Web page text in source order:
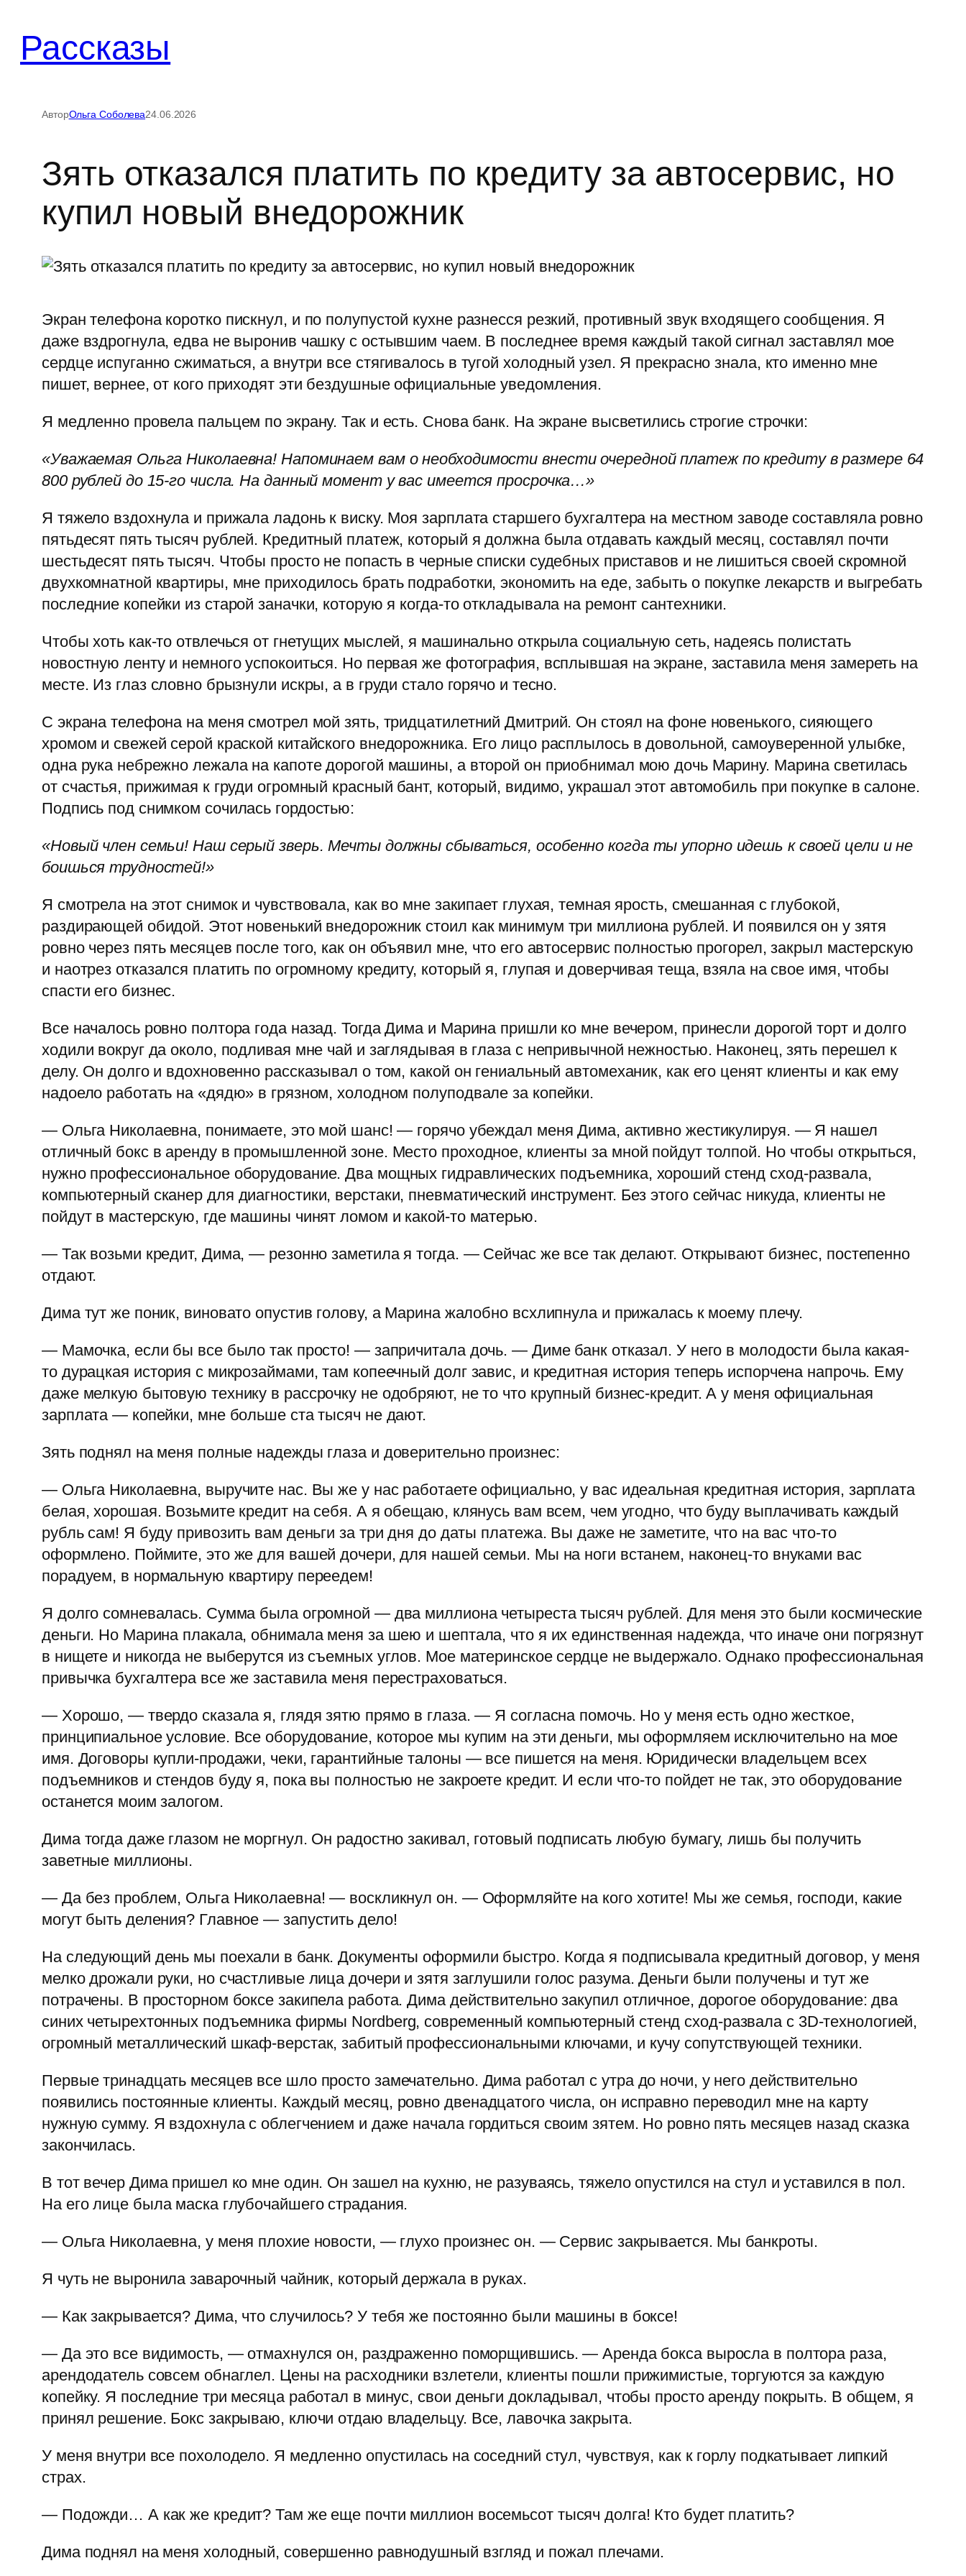
содержимому
Рассказы
АвторОльга Соболева24.06.2026
Зять отказался платить по кредиту за автосервис, но
купил новый внедорожник
Экран телефона коротко пискнул, и по полупустой кухне разнесся резкий, противный звук входящего сообщения. Я
даже вздрогнула, едва не выронив чашку с остывшим чаем. В последнее время каждый такой сигнал заставлял мое
сердце испуганно сжиматься, а внутри все стягивалось в тугой холодный узел. Я прекрасно знала, кто именно мне
пишет, вернее, от кого приходят эти бездушные официальные уведомления.
Я медленно провела пальцем по экрану. Так и есть. Снова банк. На экране высветились строгие строчки:
«Уважаемая Ольга Николаевна! Напоминаем вам о необходимости внести очередной платеж по кредиту в размере 64
800 рублей до 15-го числа. На данный момент у вас имеется просрочка…»
Я тяжело вздохнула и прижала ладонь к виску. Моя зарплата старшего бухгалтера на местном заводе составляла ровно
пятьдесят пять тысяч рублей. Кредитный платеж, который я должна была отдавать каждый месяц, составлял почти
шестьдесят пять тысяч. Чтобы просто не попасть в черные списки судебных приставов и не лишиться своей скромной
двухкомнатной квартиры, мне приходилось брать подработки, экономить на еде, забыть о покупке лекарств и выгребать
последние копейки из старой заначки, которую я когда-то откладывала на ремонт сантехники.
Чтобы хоть как-то отвлечься от гнетущих мыслей, я машинально открыла социальную сеть, надеясь полистать
новостную ленту и немного успокоиться. Но первая же фотография, всплывшая на экране, заставила меня замереть на
месте. Из глаз словно брызнули искры, а в груди стало горячо и тесно.
С экрана телефона на меня смотрел мой зять, тридцатилетний Дмитрий. Он стоял на фоне новенького, сияющего
хромом и свежей серой краской китайского внедорожника. Его лицо расплылось в довольной, самоуверенной улыбке,
одна рука небрежно лежала на капоте дорогой машины, а второй он приобнимал мою дочь Марину. Марина светилась
от счастья, прижимая к груди огромный красный бант, который, видимо, украшал этот автомобиль при покупке в салоне.
Подпись под снимком сочилась гордостью:
«Новый член семьи! Наш серый зверь. Мечты должны сбываться, особенно когда ты упорно идешь к своей цели и не
боишься трудностей!»
Я смотрела на этот снимок и чувствовала, как во мне закипает глухая, темная ярость, смешанная с глубокой,
раздирающей обидой. Этот новенький внедорожник стоил как минимум три миллиона рублей. И появился он у зятя
ровно через пять месяцев после того, как он объявил мне, что его автосервис полностью прогорел, закрыл мастерскую
и наотрез отказался платить по огромному кредиту, который я, глупая и доверчивая теща, взяла на свое имя, чтобы
спасти его бизнес.
Все началось ровно полтора года назад. Тогда Дима и Марина пришли ко мне вечером, принесли дорогой торт и долго
ходили вокруг да около, подливая мне чай и заглядывая в глаза с непривычной нежностью. Наконец, зять перешел к
делу. Он долго и вдохновенно рассказывал о том, какой он гениальный автомеханик, как его ценят клиенты и как ему
надоело работать на «дядю» в грязном, холодном полуподвале за копейки.
— Ольга Николаевна, понимаете, это мой шанс! — горячо убеждал меня Дима, активно жестикулируя. — Я нашел
отличный бокс в аренду в промышленной зоне. Место проходное, клиенты за мной пойдут толпой. Но чтобы открыться,
нужно профессиональное оборудование. Два мощных гидравлических подъемника, хороший стенд сход-развала,
компьютерный сканер для диагностики, верстаки, пневматический инструмент. Без этого сейчас никуда, клиенты не
пойдут в мастерскую, где машины чинят ломом и какой-то матерью.
— Так возьми кредит, Дима, — резонно заметила я тогда. — Сейчас же все так делают. Открывают бизнес, постепенно
отдают.
Дима тут же поник, виновато опустив голову, а Марина жалобно всхлипнула и прижалась к моему плечу.
— Мамочка, если бы все было так просто! — запричитала дочь. — Диме банк отказал. У него в молодости была какая-
то дурацкая история с микрозаймами, там копеечный долг завис, и кредитная история теперь испорчена напрочь. Ему
даже мелкую бытовую технику в рассрочку не одобряют, не то что крупный бизнес-кредит. А у меня официальная
зарплата — копейки, мне больше ста тысяч не дают.
Зять поднял на меня полные надежды глаза и доверительно произнес:
— Ольга Николаевна, выручите нас. Вы же у нас работаете официально, у вас идеальная кредитная история, зарплата
белая, хорошая. Возьмите кредит на себя. А я обещаю, клянусь вам всем, чем угодно, что буду выплачивать каждый
рубль сам! Я буду привозить вам деньги за три дня до даты платежа. Вы даже не заметите, что на вас что-то
оформлено. Поймите, это же для вашей дочери, для нашей семьи. Мы на ноги встанем, наконец-то внуками вас
порадуем, в нормальную квартиру переедем!
Я долго сомневалась. Сумма была огромной — два миллиона четыреста тысяч рублей. Для меня это были космические
деньги. Но Марина плакала, обнимала меня за шею и шептала, что я их единственная надежда, что иначе они погрязнут
в нищете и никогда не выберутся из съемных углов. Мое материнское сердце не выдержало. Однако профессиональная
привычка бухгалтера все же заставила меня перестраховаться.
— Хорошо, — твердо сказала я, глядя зятю прямо в глаза. — Я согласна помочь. Но у меня есть одно жесткое,
принципиальное условие. Все оборудование, которое мы купим на эти деньги, мы оформляем исключительно на мое
имя. Договоры купли-продажи, чеки, гарантийные талоны — все пишется на меня. Юридически владельцем всех
подъемников и стендов буду я, пока вы полностью не закроете кредит. И если что-то пойдет не так, это оборудование
останется моим залогом.
Дима тогда даже глазом не моргнул. Он радостно закивал, готовый подписать любую бумагу, лишь бы получить
заветные миллионы.
— Да без проблем, Ольга Николаевна! — воскликнул он. — Оформляйте на кого хотите! Мы же семья, господи, какие
могут быть деления? Главное — запустить дело!
На следующий день мы поехали в банк. Документы оформили быстро. Когда я подписывала кредитный договор, у меня
мелко дрожали руки, но счастливые лица дочери и зятя заглушили голос разума. Деньги были получены и тут же
потрачены. В просторном боксе закипела работа. Дима действительно закупил отличное, дорогое оборудование: два
синих четырехтонных подъемника фирмы Nordberg, современный компьютерный стенд сход-развала с 3D-технологией,
огромный металлический шкаф-верстак, забитый профессиональными ключами, и кучу сопутствующей техники.
Первые тринадцать месяцев все шло просто замечательно. Дима работал с утра до ночи, у него действительно
появились постоянные клиенты. Каждый месяц, ровно двенадцатого числа, он исправно переводил мне на карту
нужную сумму. Я вздохнула с облегчением и даже начала гордиться своим зятем. Но ровно пять месяцев назад сказка
закончилась.
В тот вечер Дима пришел ко мне один. Он зашел на кухню, не разуваясь, тяжело опустился на стул и уставился в пол.
На его лице была маска глубочайшего страдания.
— Ольга Николаевна, у меня плохие новости, — глухо произнес он. — Сервис закрывается. Мы банкроты.
Я чуть не выронила заварочный чайник, который держала в руках.
— Как закрывается? Дима, что случилось? У тебя же постоянно были машины в боксе!
— Да это все видимость, — отмахнулся он, раздраженно поморщившись. — Аренда бокса выросла в полтора раза,
арендодатель совсем обнаглел. Цены на расходники взлетели, клиенты пошли прижимистые, торгуются за каждую
копейку. Я последние три месяца работал в минус, свои деньги докладывал, чтобы просто аренду покрыть. В общем, я
принял решение. Бокс закрываю, ключи отдаю владельцу. Все, лавочка закрыта.
У меня внутри все похолодело. Я медленно опустилась на соседний стул, чувствуя, как к горлу подкатывает липкий
страх.
— Подожди… А как же кредит? Там же еще почти миллион восемьсот тысяч долга! Кто будет платить?
Дима поднял на меня холодный, совершенно равнодушный взгляд и пожал плечами.